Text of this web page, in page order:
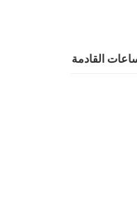
القادمة